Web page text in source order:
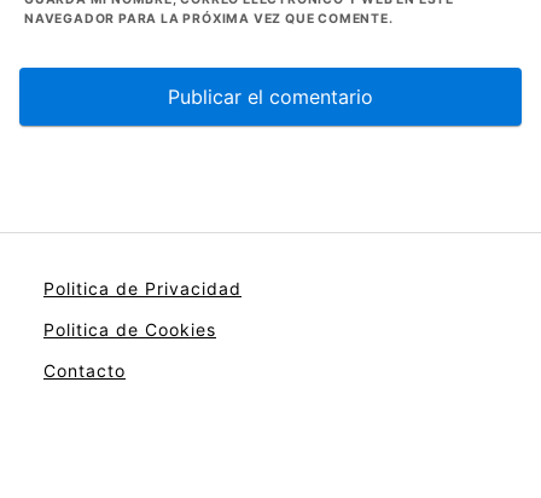
NAVEGADOR PARA LA PRÓXIMA VEZ QUE COMENTE.
Politica de Privacidad
Politica de Cookies
Contacto